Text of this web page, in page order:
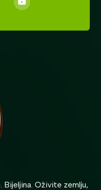
Bijeljina. Oživite zemlju,